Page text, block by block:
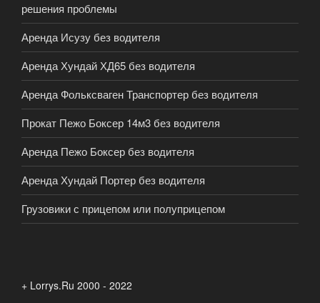
решения проблемы
Аренда Исузу без водителя
Аренда Хундай ХД65 без водителя
Аренда Фольксваген Транспортер без водителя
Прокат Пежо Боксер 14м3 без водителя
Аренда Пежо Боксер без водителя
Аренда Хундай Портер без водителя
Грузовики с прицепом или полуприцепом
+ Lorrys.Ru 2000 - 2022